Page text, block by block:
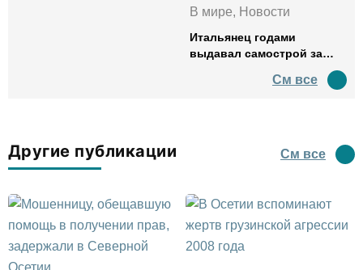
В мире, Новости
Итальянец годами
выдавал самострой за
водил туда туристов
См все
Другие публикации См все